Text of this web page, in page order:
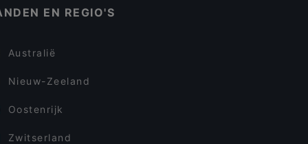
EN REGIO'S
Australië
Nieuw-Zeeland
Oostenrijk
Zwitserland